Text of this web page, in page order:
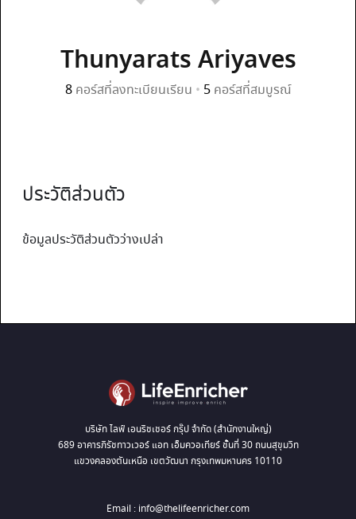
Thunyarats Ariyaves
8คอร์สที่ลงทะเบียนเรียน • 5คอร์สที่สมบูรณ์
ประวัติส่วนตัว
ข้อมูลประวัติส่วนตัวว่างเปล่า
บริษัท ไลฟ์ เอนริชเชอร์ กรุ๊ป จำกัด (สำนักงานใหญ่)
689 อาคารภิรัชทาวเวอร์ แอท เอ็มควอเทียร์ ชั้นที่ 30 ถนนสุขุมวิท
แขวงคลองตันเหนือ เขตวัฒนา กรุงเทพมหานคร 10110
Email : info@thelifeenricher.com